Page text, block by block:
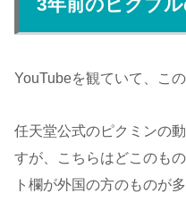
YouTubeを観ていて、こ
任天堂公式のピクミンの
すが、こちらはどこのも
ト欄が外国の方のものが